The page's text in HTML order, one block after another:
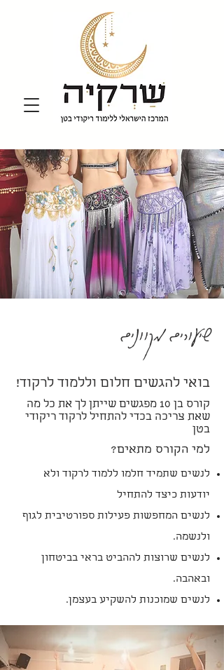
שיעורים מקוונים
בואי להגשים חלום וללמוד לרקוד!
קורס בן 10 מפגשים שייתן לך את כל מה
שאת צריכה בכדי להתחיל לרקוד ריקודי
בטן
למי הקורס מתאים?
לנשים שתמיד חלמו ללמוד לרקוד ולא
יודעות כיצד להתחיל
לנשים המחפשות פעילות ספורטיבית לגוף
ולנשמה.
לנשים שרוצות לההביט בראי בביטחון
ובאהבה.
לנשים שמוכנות להשקיע בעצמן.